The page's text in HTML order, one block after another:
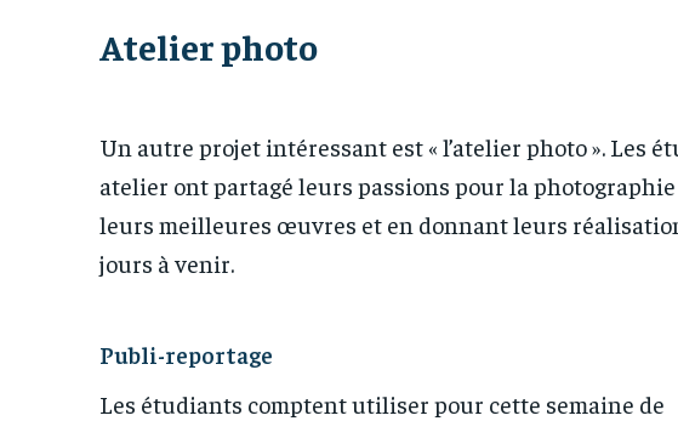
FOREVER
FOREVER
Atelier photo
Un autre projet intéressant est « l’atelier photo ». Les
atelier ont partagé leurs passions pour la
leurs meilleures œuvres et en donnant leurs
jours à venir.
Publi-reportage
Les étudiants comptent utiliser pour cette semaine de